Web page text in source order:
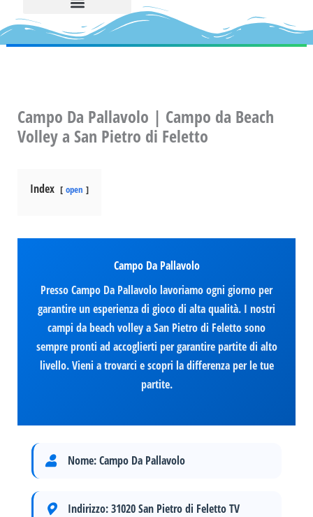
Campo Da Pallavolo | Campo da Beach
Volley a San Pietro di Feletto
Index open
Campo Da Pallavolo
Presso Campo Da Pallavolo lavoriamo ogni giorno per
garantire un esperienza di gioco di alta qualità. I nostri
campi da beach volley a San Pietro di Feletto sono
sempre pronti ad accoglierti per garantire partite di alto
livello. Vieni a trovarci e scopri la differenza per le tue
partite.
Nome:Campo Da Pallavolo
Indirizzo:31020 San Pietro di Feletto TV